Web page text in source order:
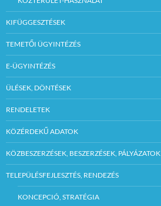
KIFÜGGESZTÉSEK
TEMETŐI ÜGYINTÉZÉS
E-ÜGYINTÉZÉS
ÜLÉSEK, DÖNTÉSEK
RENDELETEK
KÖZÉRDEKŰ ADATOK
KÖZBESZERZÉSEK, BESZERZÉSEK, PÁLYÁZATOK
TELEPÜLÉSFEJLESZTÉS, RENDEZÉS
KONCEPCIÓ, STRATÉGIA